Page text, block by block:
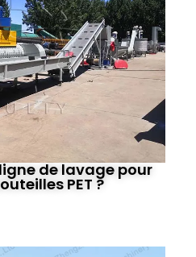
de lavage pour
PET ?